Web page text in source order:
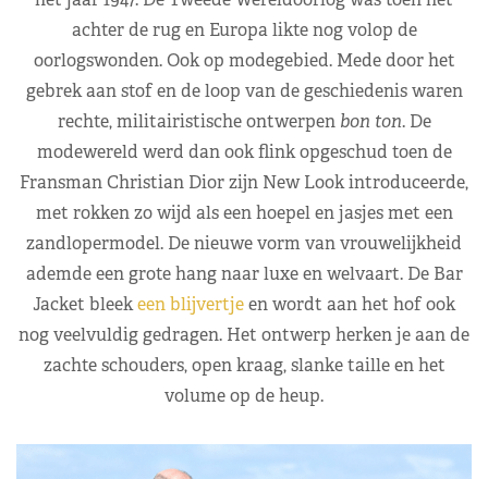
achter de rug en Europa likte nog volop de
oorlogswonden. Ook op modegebied. Mede door het
gebrek aan stof en de loop van de geschiedenis waren
rechte, militairistische ontwerpen bon ton. De
modewereld werd dan ook flink opgeschud toen de
Fransman Christian Dior zijn New Look introduceerde,
met rokken zo wijd als een hoepel en jasjes met een
zandlopermodel. De nieuwe vorm van vrouwelijkheid
ademde een grote hang naar luxe en welvaart. De Bar
Jacket bleekeen blijvertjeen wordt aan het hof ook
nog veelvuldig gedragen. Het ontwerp herken je aan de
zachte schouders, open kraag, slanke taille en het
volume op de heup.